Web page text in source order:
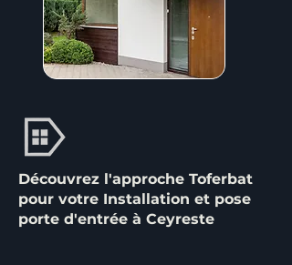
Découvrez l'approche Toferbat
pour votre Installation et pose
porte d'entrée à Ceyreste